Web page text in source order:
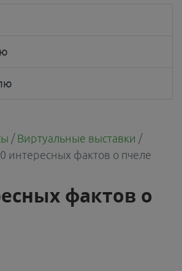
/ Виртуальные выставки /
интересных фактов о пчеле
фактов о